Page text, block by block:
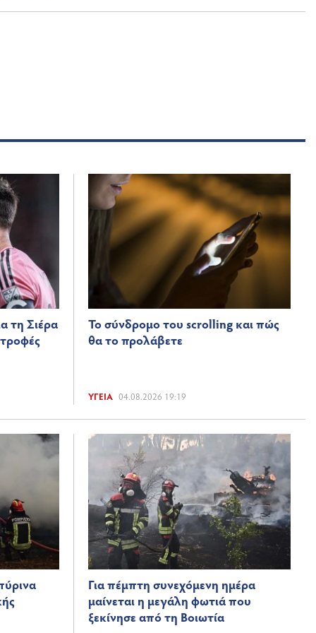
τη Σιέρα
Το σύνδρομο του scrolling και πώς
θα το προλάβετε
ΥΓΕΊΑ 04.08.2026 19:19
Για πέμπτη συνεχόμενη ημέρα
μαίνεται η μεγάλη φωτιά που
ξεκίνησε από τη Βοιωτία